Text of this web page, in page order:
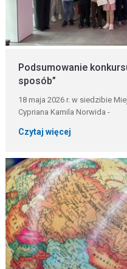
Podsumowanie
sposób”
18 maja 2026 r. w siedzibie
Cypriana Kamila Norwida -
Czytaj więcej